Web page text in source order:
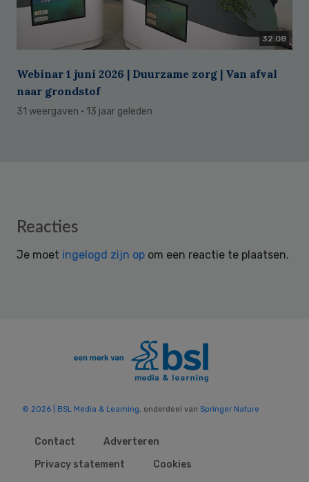
32:08
Webinar 1 juni 2026 | Duurzame zorg | Van afval
naar grondstof
31 weergaven · 13 jaar geleden
Reader
Reacties
Je moet ingelogd zijn op om een reactie te plaatsen.
© 2026 | BSL Media & Learning, onderdeel van Springer Nature
Contact
Adverteren
Privacy statement
Cookies